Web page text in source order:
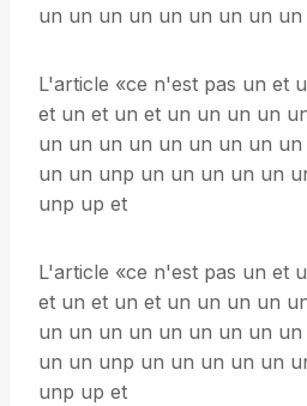
un un un un un un un un
L'article «ce n'est pas un et
et un et un et un un un un
un un un un un un un un
un un unp un un un un un
unp up et
L'article «ce n'est pas un et
et un et un et un un un un
un un un un un un un un
un un unp un un un un un
unp up et